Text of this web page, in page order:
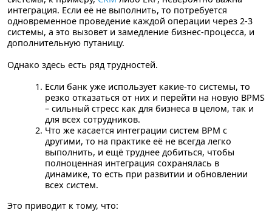
интеграция. Если её не выполнить, то потребуется
одновременное проведение каждой операции через 2-3
системы, а это вызовет и замедление бизнес-процесса, и
дополнительную путаницу.
Однако здесь есть ряд трудностей.
Если банк уже использует какие-то системы, то
резко отказаться от них и перейти на новую BPMS
– сильный стресс как для бизнеса в целом, так и
для всех сотрудников.
Что же касается интеграции систем BPM с
другими, то на практике её не всегда легко
выполнить, и ещё труднее добиться, чтобы
полноценная интеграция сохранялась в
динамике, то есть при развитии и обновлении
всех систем.
Это приводит к тому, что: